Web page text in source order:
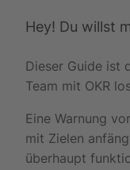
Hey! Du willst
Dieser Guide ist
Team mit OKR
Eine Warnung
mit Zielen
überhaupt